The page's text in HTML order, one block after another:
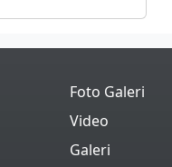
Foto Galeri
Video
Galeri